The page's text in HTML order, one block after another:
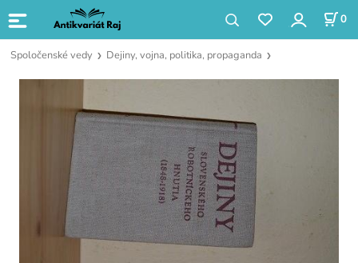
0
Spoločenské vedy Dejiny, vojna, politika, propaganda